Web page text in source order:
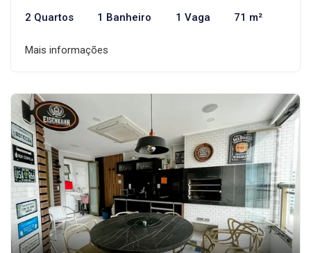
2 Quartos 1 Banheiro 1 Vaga 71 m²
Mais informações